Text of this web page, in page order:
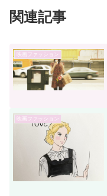
関連記事
映画ファッション
映画ファッション